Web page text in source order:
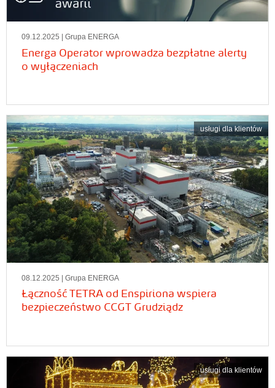
09.12.2025 | Grupa ENERGA
Energa Operator wprowadza bezpłatne alerty
o wyłączeniach
usługi dla klientów
08.12.2025 | Grupa ENERGA
Łączność TETRA od Enspiriona wspiera
bezpieczeństwo CCGT Grudziądz
usługi dla klientów